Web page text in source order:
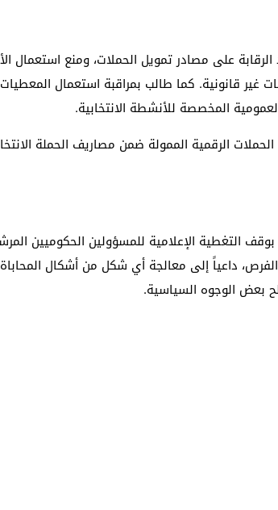
على مصادر تمويل الحملات، ومنع استعمال
غير قانونية. كما طالب بمراقبة استعمال
المخصصة للأنشطة الانتخابية.
الرقمية الممولة ضمن مصاريف الحملة
التغطية الإعلامية للمسؤولين الحكوميين
داعياً إلى معالجة أي شكل من أشكال
بعض الوجوه السياسية.